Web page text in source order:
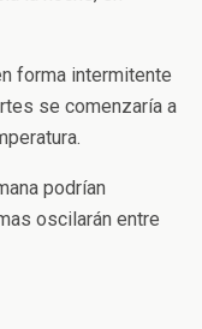
forma intermitente
se comenzaría a
podrían
oscilarán entre